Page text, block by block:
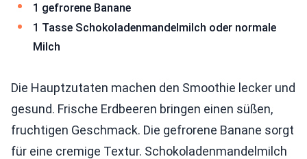
1 gefrorene Banane
1 Tasse Schokoladenmandelmilch oder normale
Milch
Die Hauptzutaten machen den Smoothie lecker und
gesund. Frische Erdbeeren bringen einen süßen,
fruchtigen Geschmack. Die gefrorene Banane sorgt
für eine cremige Textur. Schokoladenmandelmilch